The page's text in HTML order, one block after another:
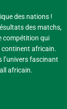
des nations !
des matchs,
compétition qui
continent africain.
l’univers fascinant
africain.